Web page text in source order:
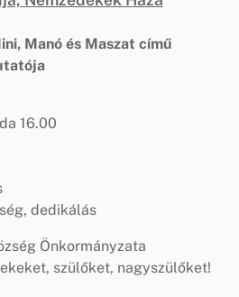
Manó és Maszat című
16.00
dedikálás
Önkormányzata
szülőket, nagyszülőket!